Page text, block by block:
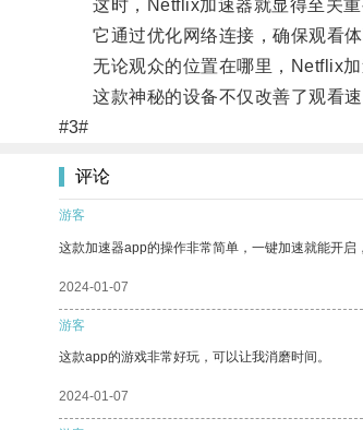
这时，Netflix加速器就显得至关重
它通过优化网络连接，确保观看体
无论观众的位置在哪里，Netflix加
这款神秘的设备不仅改善了观看速
#3#
评论
游客
这款加速器app的操作非常简单，一键加速就能开启
2024-01-07
游客
这款app的游戏非常好玩，可以让我消磨时间。
2024-01-07